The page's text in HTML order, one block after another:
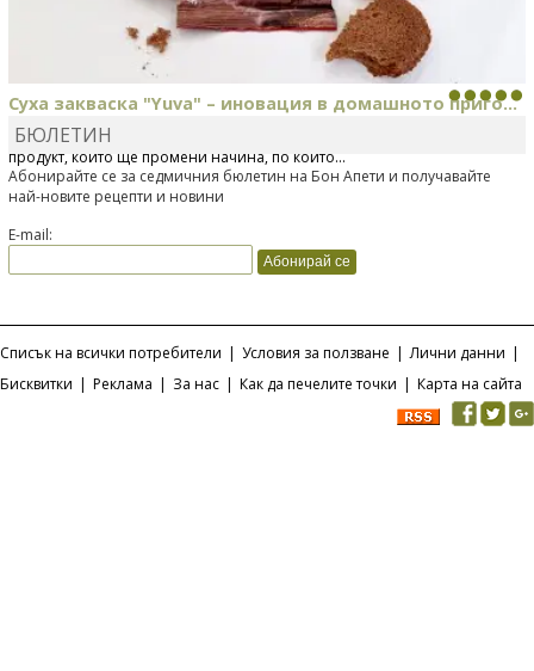
Суха закваска "Yuva" – иновация в домашното приго...
Отскоро Лесафр България стартира предлагането на изцяло нов
продукт, който ще промени начина, по който...
БЮЛЕТИН
Абонирайте се за седмичния бюлетин на Бон Апети и получавайте
най-новите рецепти и новини
E-mail:
Списък на всички потребители | Условия за ползване | Лични данни |
Бисквитки | Реклама | За нас | Как да печелите точки | Карта на сайта